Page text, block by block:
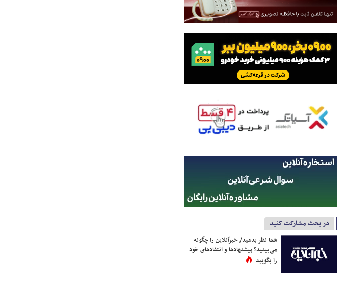
در بحث مشارکت کنید
شما نظر بدهید/ خبرآنلاین را چگونه
می‌بینید؟ پیشنهادها و انتقادهای خود
را بگویید